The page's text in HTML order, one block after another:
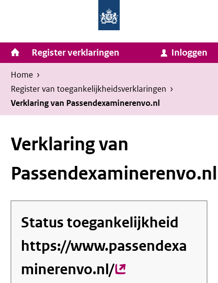
inhoud
van
Zaken
en
Koninkrijksrelaties
Homepage
van
Invulassistent
Toegankelijkheidsverklaring
Toegankelijkheidsverklaring
Hoofdnavigatie
Register verklaringen Inloggen
Kruimelpad
U
bevindt
zich
hier:
Home ›
Register van toegankelijkheids­verklaringen ›
Verklaring van Passendexaminerenvo.nl
Verklaring van
Passendexaminerenvo.nl
Status toegankelijkheid
https://www.passendexa
minerenvo.nl/(externe